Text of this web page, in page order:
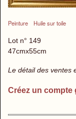
Peinture Huile sur toile
Lot n° 149
47cmx55cm
Le détail des ventes
Créez un compte